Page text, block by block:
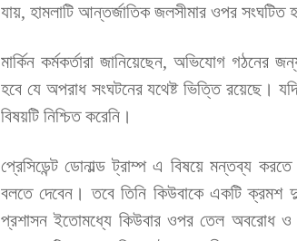
যায়, হামলাটি আন্তর্জাতিক জলসীমার ওপর সংঘটিত
মার্কিন কর্মকর্তারা জানিয়েছেন, অভিযোগ গঠনের
হবে যে অপরাধ সংঘটনের যথেষ্ট ভিত্তি রয়েছে।
বিষয়টি নিশ্চিত করেনি।
প্রেসিডেন্ট ডোনাল্ড ট্রাম্প এ বিষয়ে মন্তব্য
বলতে দেবেন। তবে তিনি কিউবাকে একটি ক্রমশ
প্রশাসন ইতোমধ্যে কিউবার ওপর তেল অবরোধ ও